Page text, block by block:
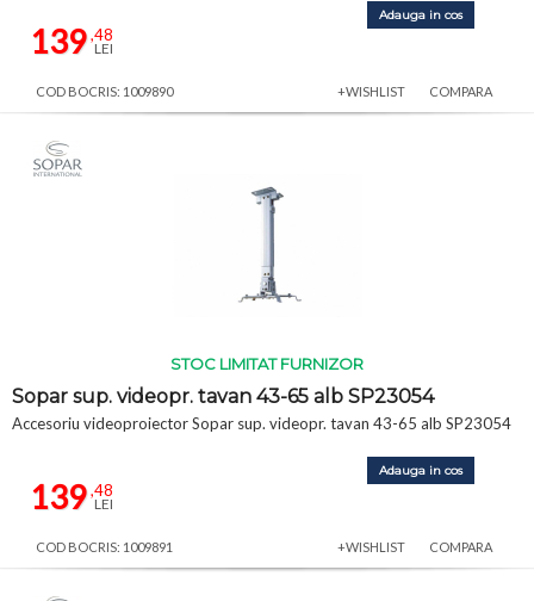
139,48
LEI
Adauga in cos
COD BOCRIS: 1009890 +WISHLIST COMPARA
STOC LIMITAT FURNIZOR
Sopar sup. videopr. tavan 43-65 alb SP23054
Accesoriu videoproiector Sopar sup. videopr. tavan 43-65 alb SP23054
139,48
LEI
Adauga in cos
COD BOCRIS: 1009891 +WISHLIST COMPARA